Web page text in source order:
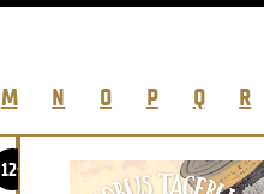
M N O P Q R
12+